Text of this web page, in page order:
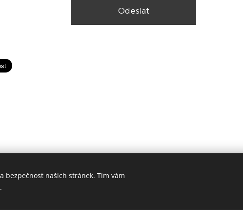
Odeslat
© 2025, Ekologická likvidace vozidel Plzeň,
bezpečnost našich stránek. Tím vám